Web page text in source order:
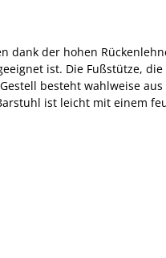
dank der hohen
ist. Die Fußstütze,
besteht wahlweise
ist leicht mit einem